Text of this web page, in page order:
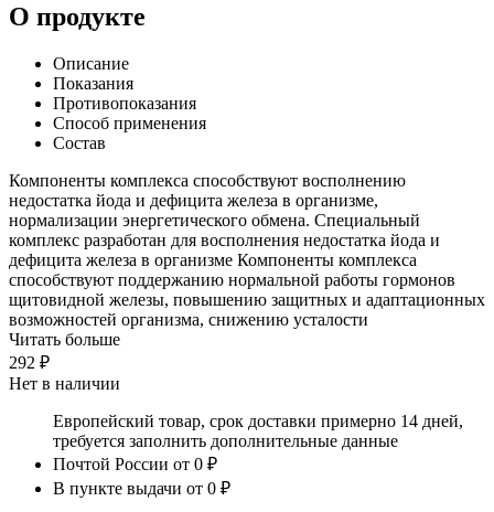
О продукте
Описание
Показания
Противопоказания
Способ применения
Состав
Компоненты комплекса способствуют восполнению
недостатка йода и дефицита железа в организме,
нормализации энергетического обмена. Специальный
комплекс разработан для восполнения недостатка йода и
дефицита железа в организме Компоненты комплекса
способствуют поддержанию нормальной работы гормонов
щитовидной железы, повышению защитных и адаптационных
возможностей организма, снижению усталости
Читать больше
292 ₽
Нет в наличии
Европейский товар, срок доставки примерно 14 дней,
требуется заполнить дополнительные данные
Почтой России от 0 ₽
В пункте выдачи от 0 ₽